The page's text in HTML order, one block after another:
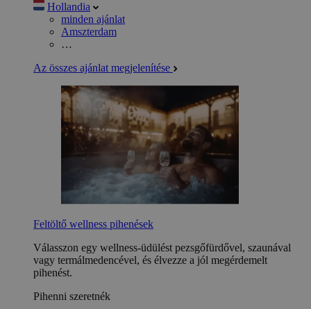
Hollandia
minden ajánlat
Amszterdam
…
Az összes ajánlat megjelenítése
Feltöltő wellness pihenések
Válasszon egy wellness-üdülést pezsgőfürdővel, szaunával
vagy termálmedencével, és élvezze a jól megérdemelt
pihenést.
Pihenni szeretnék